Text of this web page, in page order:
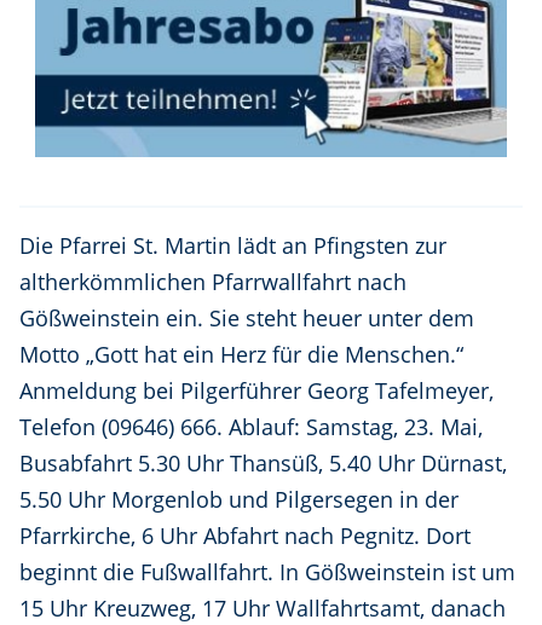
Die Pfarrei St. Martin lädt an Pfingsten zur
altherkömmlichen Pfarrwallfahrt nach
Gößweinstein ein. Sie steht heuer unter dem
Motto „Gott hat ein Herz für die Menschen.“
Anmeldung bei Pilgerführer Georg Tafelmeyer,
Telefon (09646) 666. Ablauf: Samstag, 23. Mai,
Busabfahrt 5.30 Uhr Thansüß, 5.40 Uhr Dürnast,
5.50 Uhr Morgenlob und Pilgersegen in der
Pfarrkirche, 6 Uhr Abfahrt nach Pegnitz. Dort
beginnt die Fußwallfahrt. In Gößweinstein ist um
15 Uhr Kreuzweg, 17 Uhr Wallfahrtsamt, danach